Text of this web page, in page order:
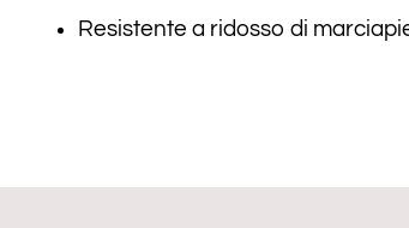
Resistente a ridosso di